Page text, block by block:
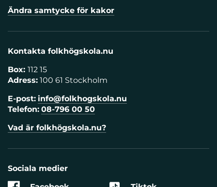
Ändra samtycke för kakor
Kontakta folkhögskola.nu
Box: 112 15
Adress: 100 61 Stockholm
E-post: info@folkhogskola.nu
Telefon: 08-796 00 50
Vad är folkhögskola.nu?
Sociala medier